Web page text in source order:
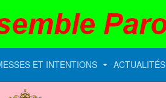
ET INTENTIONS ACTUALITÉS